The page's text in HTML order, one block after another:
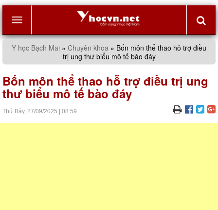
Y học Bạch Mai » Chuyên khoa » Bốn môn thể thao hỗ trợ điều
trị ung thư biểu mô tế bào đáy
Bốn môn thể thao hỗ trợ điều trị ung
thư biểu mô tế bào đáy
Thứ Bảy, 27/09/2025 08:59